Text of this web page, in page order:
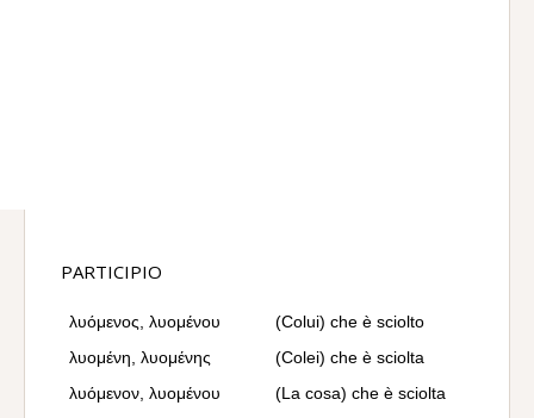
PARTICIPIO
λυόμενος, λυομένου
(Colui) che è sciolto
λυομένη, λυομένης
(Colei) che è sciolta
λυόμενον, λυομένου
(La cosa) che è sciolta